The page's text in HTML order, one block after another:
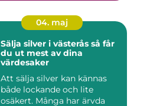
04. maj
Sälja silver i västerås så får
du ut mest av dina
värdesaker
Att sälja silver kan kännas
både lockande och lite
osäkert. Många har ärvda